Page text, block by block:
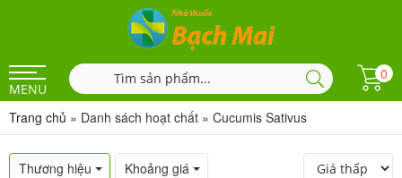
MENU
0
Trang chủ » Danh sách hoạt chất » Cucumis Sativus
Thương hiệu Khoảng giá